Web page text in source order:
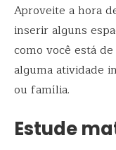
Aproveite a hora
inserir alguns
como você está
alguma atividade
ou família.
Estude